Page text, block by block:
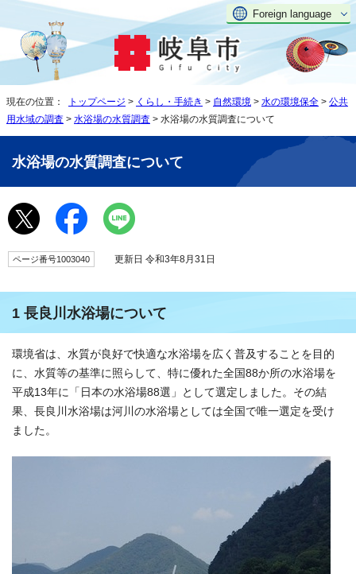
Foreign language
現在の位置： トップページ > くらし・手続き > 自然環境 > 水の環境保全 > 公共
用水域の調査 > 水浴場の水質調査 > 水浴場の水質調査について
水浴場の水質調査について
ページ番号1003040 更新日 令和3年8月31日
1 長良川水浴場について
環境省は、水質が良好で快適な水浴場を広く普及することを目的
に、水質等の基準に照らして、特に優れた全国88か所の水浴場を
平成13年に「日本の水浴場88選」として選定しました。その結
果、長良川水浴場は河川の水浴場としては全国で唯一選定を受け
ました。